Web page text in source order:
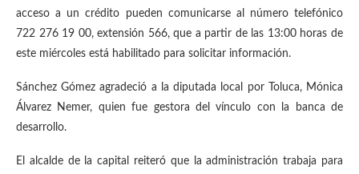
acceso a un crédito pueden comunicarse al número telefónico
722 276 19 00, extensión 566, que a partir de las 13:00 horas de
este miércoles está habilitado para solicitar información.
Sánchez Gómez agradeció a la diputada local por Toluca, Mónica
Álvarez Nemer, quien fue gestora del vínculo con la banca de
desarrollo.
El alcalde de la capital reiteró que la administración trabaja para